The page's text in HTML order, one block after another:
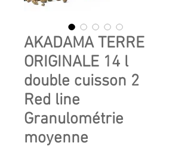
AKADAMA TERRE
ORIGINALE 14 l
double cuisson 2
Red line
Granulométrie
moyenne